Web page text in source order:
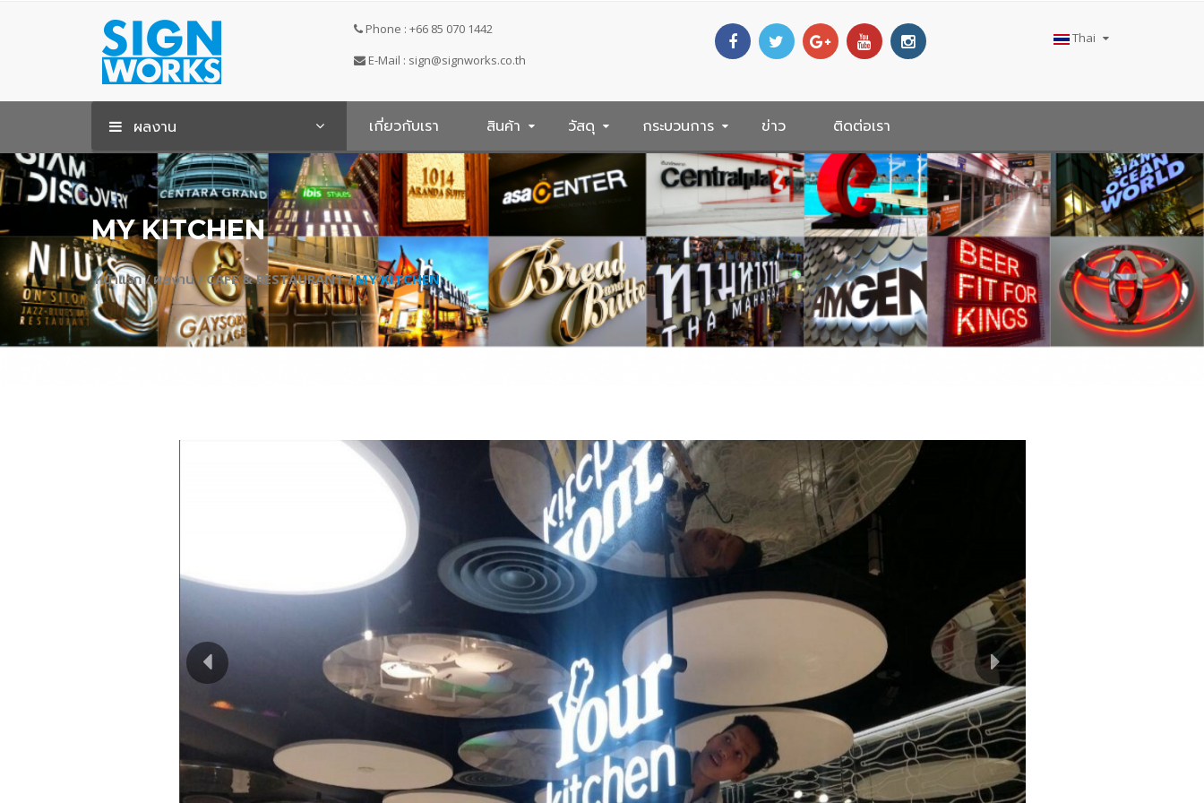
Phone : +66 85 070 1442
E-Mail : sign@signworks.co.th
Thai
ผลงาน เกี่ยวกับเรา สินค้า วัสดุ กระบวนการ ข่าว ติดต่อเรา
MY KITCHEN
หน้าแรก /ผลงาน /CAFE & RESTAURANT /MY KITCHEN